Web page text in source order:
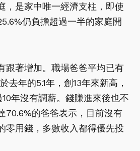
，是家中唯一經濟支柱，即使
仍負擔超過一半的家庭開
跟著增加。職場爸爸平均已有
去年的5.1年，創13年來新高，
年沒有調薪。錢賺進來後也不
70.6%的爸爸表示，目前沒有
零用錢，多數收入都得優先投